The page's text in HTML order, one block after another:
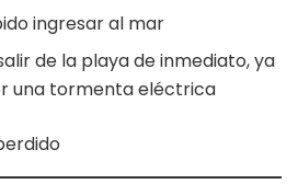
ingresar al mar
de la playa de inmediato, ya
una tormenta eléctrica